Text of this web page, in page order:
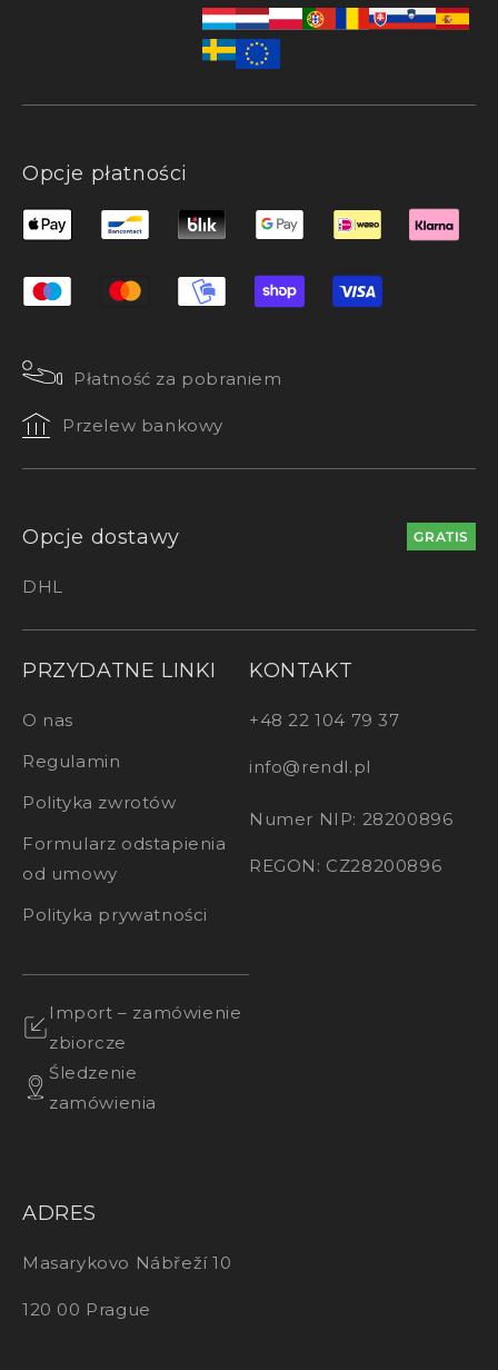
Opcje płatności
Płatność za pobraniem
Przelew bankowy
Opcje dostawy GRATIS
DHL
PRZYDATNE LINKI
O nas
Regulamin
Polityka zwrotów
Formularz odstapienia
od umowy
Polityka prywatności
Import – zamówienie
zbiorcze
Śledzenie
zamówienia
KONTAKT
+48 22 104 79 37
info@rendl.pl
Numer NIP: 28200896
REGON: CZ28200896
ADRES
Masarykovo Nábřeží 10
120 00 Prague